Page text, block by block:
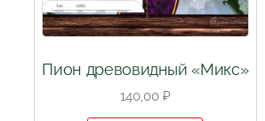
Пион древовидный «Микс»
140,00 ₽